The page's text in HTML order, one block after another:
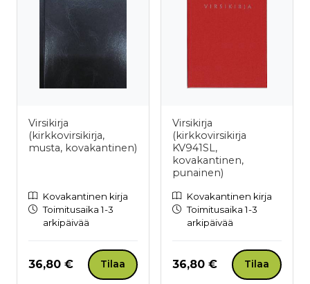
Virsikirja
(kirkkovirsikirja,
musta, kovakantinen)
Kovakantinen kirja
Toimitusaika 1-3
arkipäivää
Hinta nyt
36,80 € Tilaa
Virsikirja
(kirkkovirsikirja
KV941SL,
kovakantinen,
punainen)
Kovakantinen kirja
Toimitusaika 1-3
arkipäivää
Hinta nyt
36,80 € Tilaa